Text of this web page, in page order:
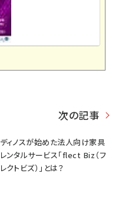
次の記事
ディノスが始めた法人向け家具
レンタルサービス「flect Biz（フ
レクトビズ）」とは？